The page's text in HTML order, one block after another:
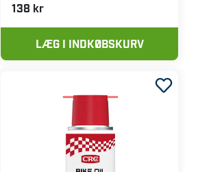
138 kr
LÆG I INDKØBSKURV